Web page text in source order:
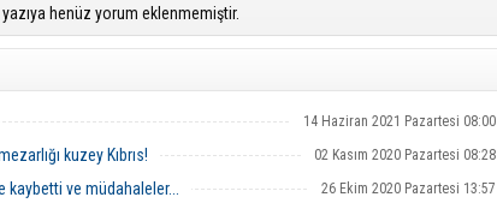
yazıya henüz yorum eklenmemiştir.
14 Haziran 2021 Pazartesi 08:00
kuzey Kıbrıs! 02 Kasım 2020 Pazartesi 08:28
kaybetti ve müdahaleler... 26 Ekim 2020 Pazartesi 13:57